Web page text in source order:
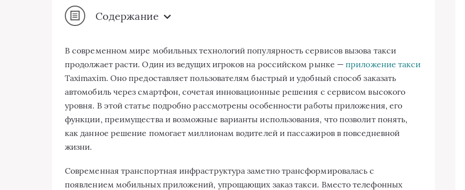
Содержание
В современном мире мобильных технологий популярность сервисов вызова такси
продолжает расти. Один из ведущих игроков на российском рынке —приложение такси
Taximaxim. Оно предоставляет пользователям быстрый и удобный способ заказать
автомобиль через смартфон, сочетая инновационные решения с сервисом высокого
уровня. В этой статье подробно рассмотрены особенности работы приложения, его
функции, преимущества и возможные варианты использования, что позволит понять,
как данное решение помогает миллионам водителей и пассажиров в повседневной
жизни.
Современная транспортная инфраструктура заметно трансформировалась с
появлением мобильных приложений, упрощающих заказ такси. Вместо телефонных